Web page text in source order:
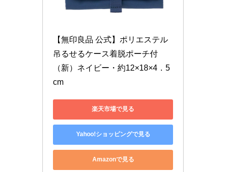
【無印良品 公式】ポリエステル
吊るせるケース着脱ポーチ付
（新）ネイビー・約12×18×4．5
cm
楽天市場で見る
Yahoo!ショッピングで見る
Amazonで見る